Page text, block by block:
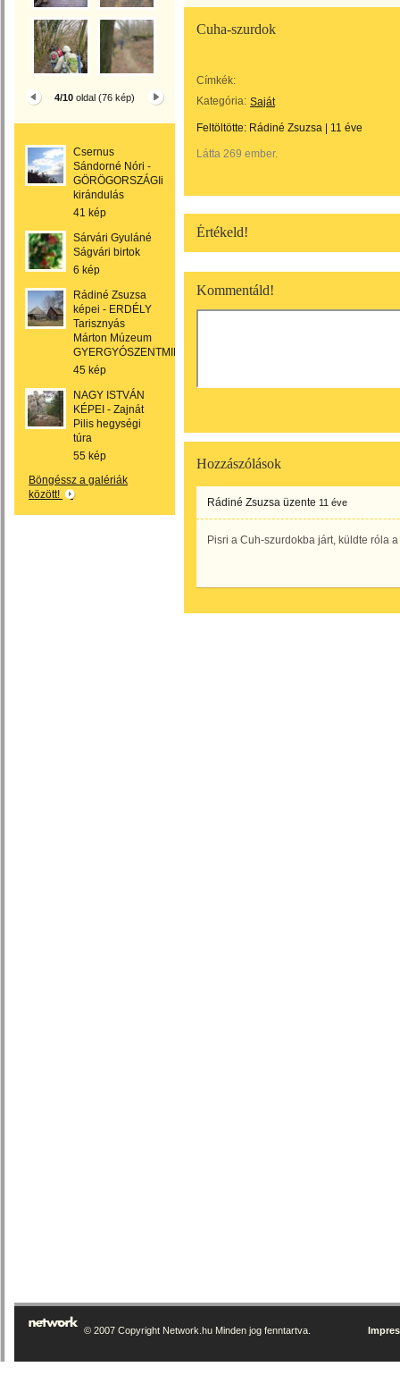
4/10 oldal (76 kép)
Csernus
Sándorné Nóri -
GÖRÖGORSZÁGIi
kirándulás
41 kép
Sárvári Gyuláné
Ságvári birtok
6 kép
Rádiné Zsuzsa
képei - ERDÉLY
Tarisznyás
Márton Múzeum
GYERGYÓSZENTMIKLÓS
45 kép
NAGY ISTVÁN
KÉPEI - Zajnát
Pilis hegységi
túra
55 kép
Böngéssz a galériák
között!
Cuha-szurdok
Címkék:
Kategória: Saját
Feltöltötte: Rádiné Zsuzsa 11 éve
Látta 269 ember.
Értékeld!
Kommentáld!
Hozzászólások
Rádiné Zsuzsa üzente 11 éve
Pisri a Cuh-szurdokba járt, küldte róla
© 2007 Copyright Network.hu Minden jog fenntartva.